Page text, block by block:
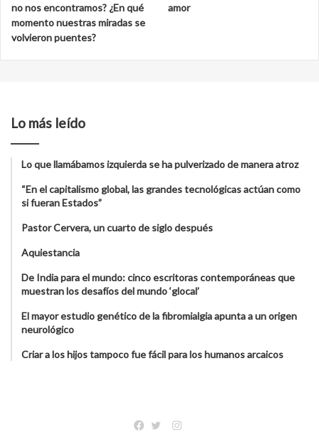
no nos encontramos? ¿En qué
momento nuestras miradas se
volvieron puentes?
amor
Lo más leído
Lo que llamábamos izquierda se ha pulverizado de manera atroz
“En el capitalismo global, las grandes tecnológicas actúan como
si fueran Estados”
Pastor Cervera, un cuarto de siglo después
Aquiestancia
De India para el mundo: cinco escritoras contemporáneas que
muestran los desafíos del mundo ‘glocal’
El mayor estudio genético de la fibromialgia apunta a un origen
neurológico
Criar a los hijos tampoco fue fácil para los humanos arcaicos
Instagram